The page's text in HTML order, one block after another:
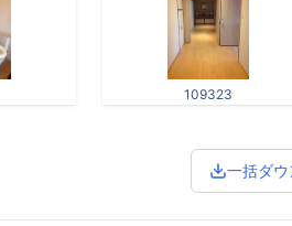
109323
一括ダウ